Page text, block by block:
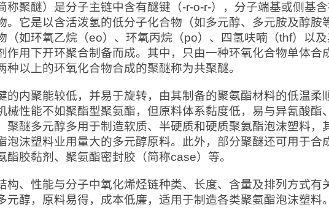
称聚醚）是分子主链中含有醚键（-r-o-r-），分子端基或侧基
。它是以含活泼氢的低分子化合物（如多元醇、多元胺及醇胺
（如环氧乙烷（eo）、环氧丙烷（po）、四氢呋喃（thf）以
作用下开环聚合制备而成。其中，只由一种环氧化合物单体合
种以上的环氧化合物合成的聚醚称为共聚醚。
的内聚能较低，并易于旋转，由其制备的聚氨酯材料的低温柔
械性能不如聚酯型聚氨酯，但原料体系黏度低，易与异氰酸酯
聚醚多元醇多用于制造软质、半硬质和硬质聚氨酯泡沫塑料，
泡沫塑料业用量大的多元醇原料。此外，部分聚醚还可用于合
酯胶黏剂、聚氨酯密封胶（简称case）等。
构、性能与分子中氧化烯烃链种类、长度、含量及排列方式有
元醇，原料易得，成本低廉，适用于制造各类聚氨酯泡沫塑料